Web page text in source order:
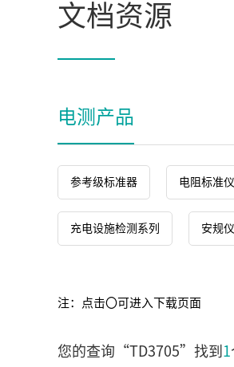
文档资源
电测产品
参考级标准器 电阻标准
充电设施检测系列 安规
注：点击〇可进入下载页面
您的查询“TD3705”找到 1